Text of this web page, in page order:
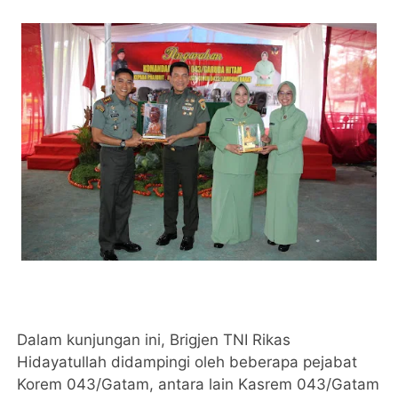
Dalam kunjungan ini, Brigjen TNI Rikas
Hidayatullah didampingi oleh beberapa pejabat
Korem 043/Gatam, antara lain Kasrem 043/Gatam